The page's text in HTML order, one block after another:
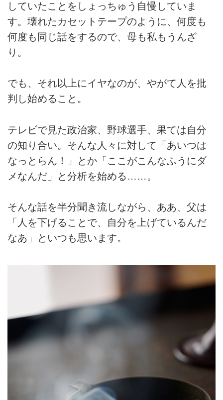
していたことをしょっちゅう自慢していま
す。壊れたカセットテープのように、何度も
何度も同じ話をするので、母も私もうんざ
り。
でも、それ以上にイヤなのが、やがて人を批
判し始めること。
テレビで見た政治家、野球選手、果ては自分
の知り合い。そんな人々に対して「あいつは
なっとらん！」とか「ここがこんなふうにダ
メなんだ」と分析を始める……。
そんな話を半分聞き流しながら、ああ、父は
「人を下げることで、自分を上げているんだ
なあ」といつも思います。